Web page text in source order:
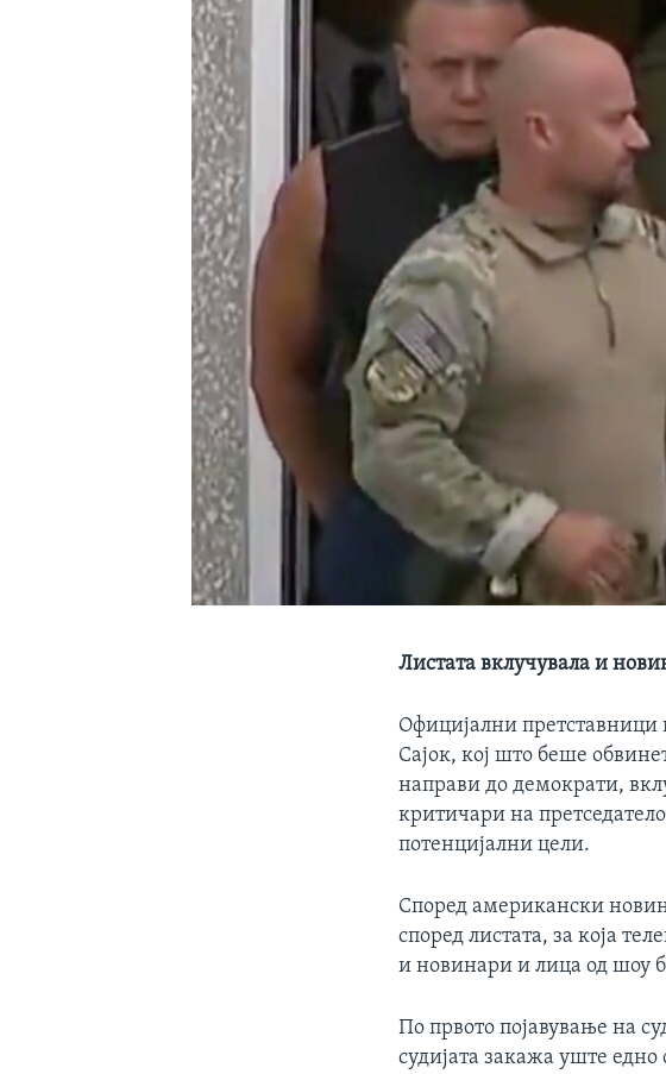
Листата вклучувала и
Официјални претставници
Сајок, кој што беше
направи до демократи,
критичари на
потенцијални цели.
Според американски
според листата, за која
и новинари и лица од шоу
По првото појавување на
судијата закажа уште едно